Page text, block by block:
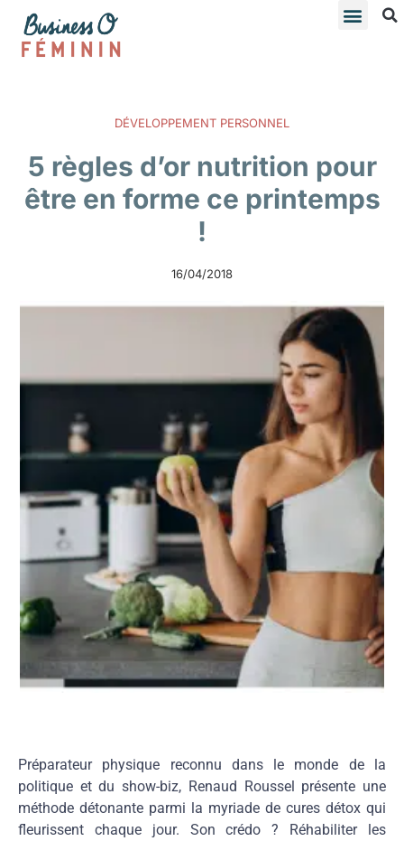
DÉVELOPPEMENT PERSONNEL
5 règles d’or nutrition pour
être en forme ce printemps
!
16/04/2018
Préparateur physique reconnu dans le monde de la
politique et du show-biz, Renaud Roussel présente une
méthode détonante parmi la myriade de cures détox qui
fleurissent chaque jour. Son crédo ? Réhabiliter les